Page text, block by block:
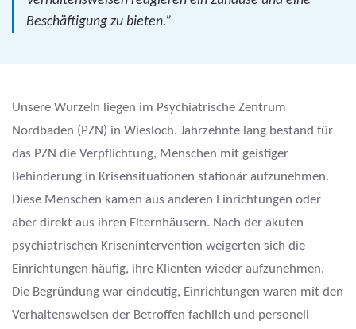
Beschäftigung zu bieten.”
Unsere Wurzeln liegen im Psychiatrische Zentrum
Nordbaden (PZN) in Wiesloch. Jahrzehnte lang bestand für
das PZN die Verpflichtung, Menschen mit geistiger
Behinderung in Krisensituationen stationär aufzunehmen.
Diese Menschen kamen aus anderen Einrichtungen oder
aber direkt aus ihren Elternhäusern. Nach der akuten
psychiatrischen Krisenintervention weigerten sich die
Einrichtungen häufig, ihre Klienten wieder aufzunehmen.
Die Begründung war eindeutig, Einrichtungen waren mit den
Verhaltensweisen der Betroffen fachlich und personell